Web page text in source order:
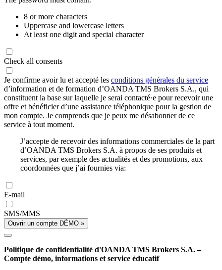
8 or more characters
Uppercase and lowercase letters
At least one digit and special character
Check all consents
Je confirme avoir lu et accepté les conditions générales du service
d’information et de formation d’OANDA TMS Brokers S.A., qui
constituent la base sur laquelle je serai contacté·e pour recevoir une
offre et bénéficier d’une assistance téléphonique pour la gestion de
mon compte. Je comprends que je peux me désabonner de ce
service à tout moment.
J’accepte de recevoir des informations commerciales de la part
d’OANDA TMS Brokers S.A. à propos de ses produits et
services, par exemple des actualités et des promotions, aux
coordonnées que j’ai fournies via:
E-mail
SMS/MMS
Ouvrir un compte DÉMO »
Politique de confidentialité d'OANDA TMS Brokers S.A. –
Compte démo, informations et service éducatif